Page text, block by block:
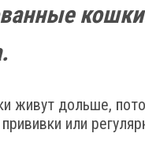
живут дольше,
или